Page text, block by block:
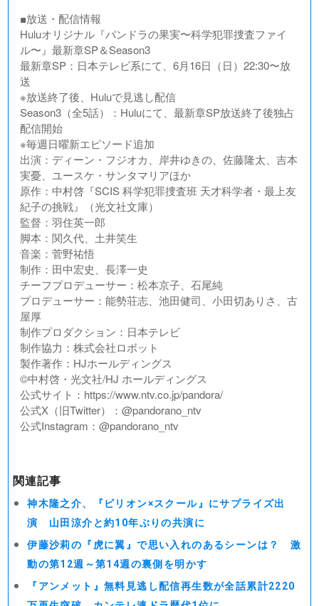
■放送・配信情報
Huluオリジナル『パンドラの果実〜科学犯罪捜査ファイ
ル〜』最新章SP＆Season3
最新章SP：日本テレビ系にて、6月16日（日）22:30〜放
送
※放送終了後、Huluで見逃し配信
Season3（全5話）：Huluにて、最新章SP放送終了後独占
配信開始
※毎週日曜新エピソード追加
出演：ディーン・フジオカ、岸井ゆきの、佐藤隆太、吉本
実憂、ユースケ・サンタマリアほか
原作：中村啓『SCIS 科学犯罪捜査班 天才科学者・最上友
紀子の挑戦』（光文社文庫）
監督：羽住英一郎
脚本：関久代、土井笑生
音楽：菅野祐悟
制作：田中宏史、長澤一史
チーフプロデューサー：松本京子、石尾純
プロデューサー：能勢荘志、池田健司、小田切ありさ、古
屋厚
制作プロダクション：日本テレビ
制作協力：株式会社ロボット
製作著作：HJホールディングス
©中村啓・光文社/HJ ホールディングス
公式サイト：https://www.ntv.co.jp/pandora/
公式X（旧Twitter）：@pandorano_ntv
公式Instagram：@pandorano_ntv
関連記事
神木隆之介、『ビリオン×スクール』にサプライズ出
演 山田涼介と約10年ぶりの共演に
伊藤沙莉の『虎に翼』で思い入れのあるシーンは？ 激
動の第12週～第14週の裏側を明かす
『アンメット』無料見逃し配信再生数が全話累計2220